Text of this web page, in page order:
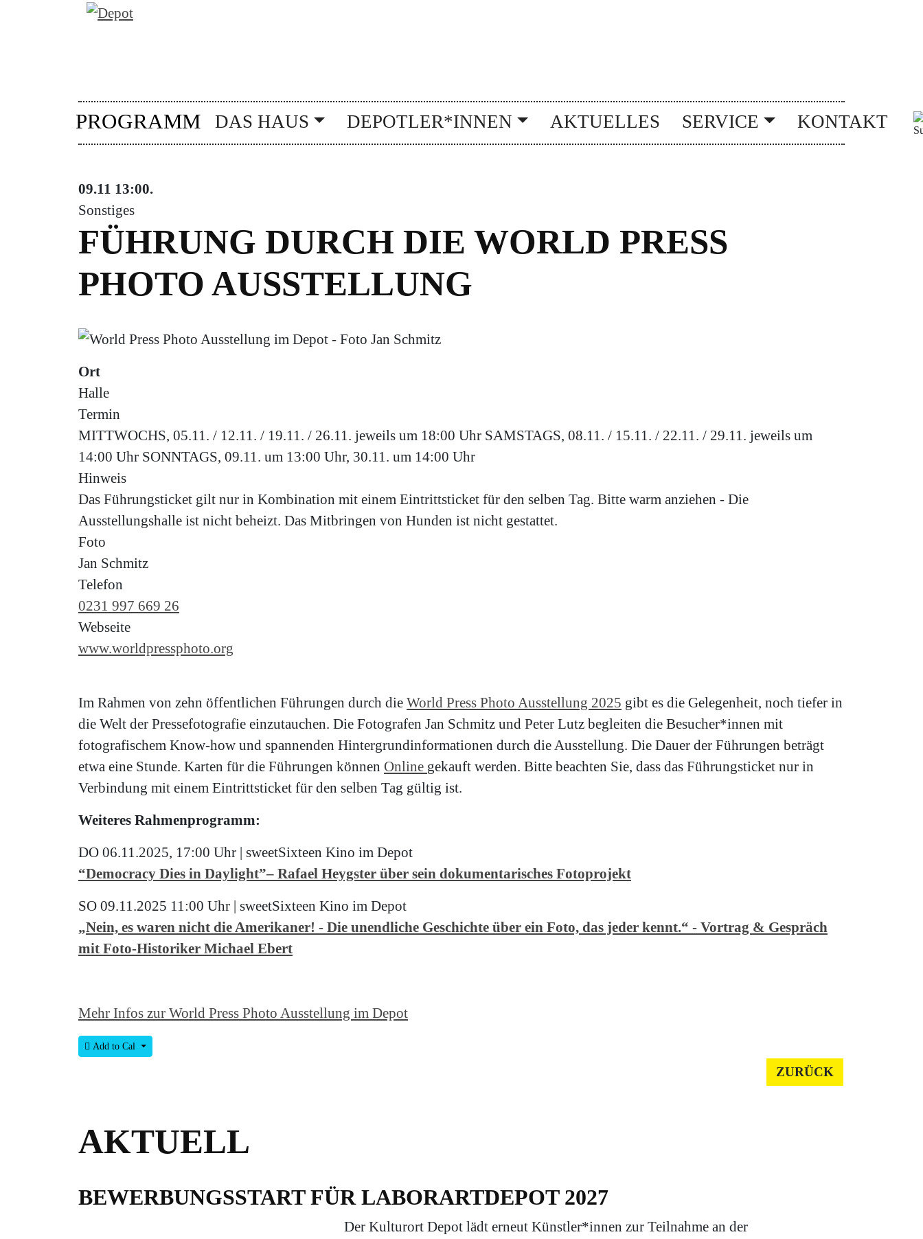
PROGRAMM DAS HAUS DEPOTLER*INNEN AKTUELLES SERVICE KONTAKT
09.11 13:00.
Sonstiges
FÜHRUNG DURCH DIE WORLD PRESS
PHOTO AUSSTELLUNG
Ort
Halle
Termin
MITTWOCHS, 05.11. / 12.11. / 19.11. / 26.11. jeweils um 18:00 Uhr SAMSTAGS, 08.11. / 15.11. / 22.11. / 29.11. jeweils um
14:00 Uhr SONNTAGS, 09.11. um 13:00 Uhr, 30.11. um 14:00 Uhr
Hinweis
Das Führungsticket gilt nur in Kombination mit einem Eintrittsticket für den selben Tag. Bitte warm anziehen - Die
Ausstellungshalle ist nicht beheizt. Das Mitbringen von Hunden ist nicht gestattet.
Foto
Jan Schmitz
Telefon
0231 997 669 26
Webseite
www.worldpressphoto.org
Im Rahmen von zehn öffentlichen Führungen durch die World Press Photo Ausstellung 2025 gibt es die Gelegenheit, noch tiefer in
die Welt der Pressefotografie einzutauchen. Die Fotografen Jan Schmitz und Peter Lutz begleiten die Besucher*innen mit
fotografischem Know-how und spannenden Hintergrundinformationen durch die Ausstellung. Die Dauer der Führungen beträgt
etwa eine Stunde. Karten für die Führungen können Online gekauft werden. Bitte beachten Sie, dass das Führungsticket nur in
Verbindung mit einem Eintrittsticket für den selben Tag gültig ist.
Weiteres Rahmenprogramm:
DO 06.11.2025, 17:00 Uhr | sweetSixteen Kino im Depot
“Democracy Dies in Daylight”– Rafael Heygster über sein dokumentarisches Fotoprojekt
SO 09.11.2025 11:00 Uhr | sweetSixteen Kino im Depot
„Nein, es waren nicht die Amerikaner! - Die unendliche Geschichte über ein Foto, das jeder kennt.“ - Vortrag & Gespräch
mit Foto-Historiker Michael Ebert
Mehr Infos zur World Press Photo Ausstellung im Depot
Add to Cal
ZURÜCK
AKTUELL
BEWERBUNGSSTART FÜR LABORARTDEPOT 2027
Der Kulturort Depot lädt erneut Künstler*innen zur Teilnahme an der